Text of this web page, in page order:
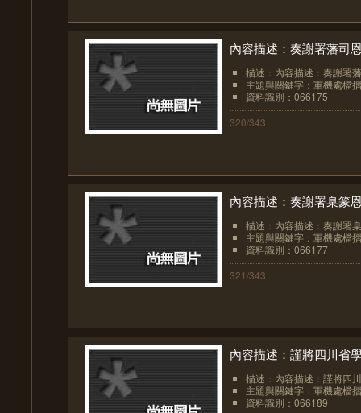
內容描述：奏謝署藩司
描述：內容描述：奏謝署
主題與關鍵字：軍機處檔
資料識別：066175
320/343
內容描述：奏謝署臬篆
描述：內容描述：奏謝署
主題與關鍵字：軍機處檔
資料識別：066177
321/343
內容描述：謹將四川省
描述：內容描述：謹將四
主題與關鍵字：軍機處檔
資料識別：066189